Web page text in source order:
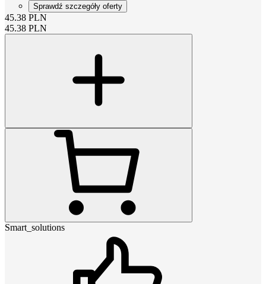
Sprawdź szczegóły oferty
45.38 PLN
45.38 PLN
Smart_solutions